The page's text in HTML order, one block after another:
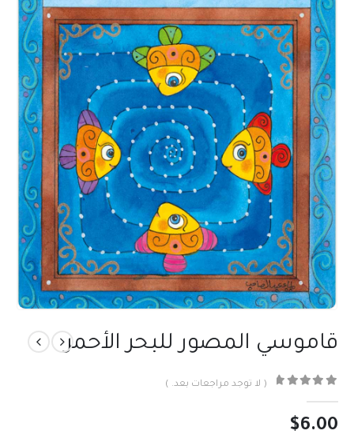
قاموسي المصور للبحر الأحمر
( لا توجد مراجعات بعد. )
$6.00